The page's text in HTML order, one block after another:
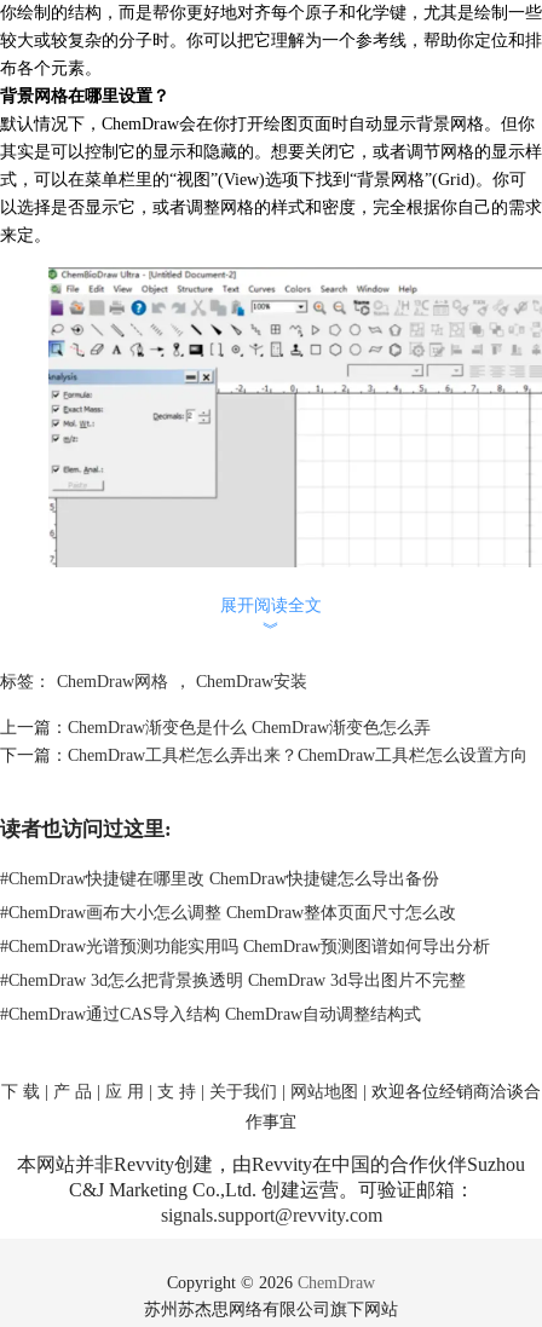
你绘制的结构，而是帮你更好地对齐每个原子和化学键，尤其是绘制一些
较大或较复杂的分子时。你可以把它理解为一个参考线，帮助你定位和排
布各个元素。
背景网格在哪里设置？
默认情况下，ChemDraw会在你打开绘图页面时自动显示背景网格。但你
其实是可以控制它的显示和隐藏的。想要关闭它，或者调节网格的显示样
式，可以在菜单栏里的“视图”(View)选项下找到“背景网格”(Grid)。你可
以选择是否显示它，或者调整网格的样式和密度，完全根据你自己的需求
来定。
说到背景网格，很多时候你可能根本不需要它，特别是当你要展示清晰的
结构图时，网格就有点碍事了。那么，如何快速去掉背景网格，让图形看
怎么去掉背景网格？
首先，打开ChemDraw，确保你正在编辑的文件处于活动状态。
然后，去菜单栏点击“视图”选项。
在下拉菜单里，你会看到“背景网格”或者“Grid”选项。你只需要取消勾
就这么简单，几秒钟就能让你去掉背景网格。去掉网格后，图形看起来是
不是更干净了?无网格干扰，整个结构显得更加简洁，视觉效果更好。
展开阅读全文
︾
标签： ChemDraw网格 ， ChemDraw安装
上一篇： ChemDraw渐变色是什么 ChemDraw渐变色怎么弄
下一篇： ChemDraw工具栏怎么弄出来？ChemDraw工具栏怎么设置方向
读者也访问过这里:
#ChemDraw快捷键在哪里改 ChemDraw快捷键怎么导出备份
#ChemDraw画布大小怎么调整 ChemDraw整体页面尺寸怎么改
#ChemDraw光谱预测功能实用吗 ChemDraw预测图谱如何导出分析
#ChemDraw 3d怎么把背景换透明 ChemDraw 3d导出图片不完整
#ChemDraw通过CAS导入结构 ChemDraw自动调整结构式
下 载 产 品 应 用 支 持 关于我们 网站地图
| 欢迎各位经销商洽谈合
作事宜
本网站并非Revvity创建，由Revvity在中国的合作伙伴Suzhou
C&J Marketing Co.,Ltd. 创建运营。可验证邮箱：
signals.support@revvity.com
Copyright © 2026 ChemDraw
苏州苏杰思网络有限公司旗下网站